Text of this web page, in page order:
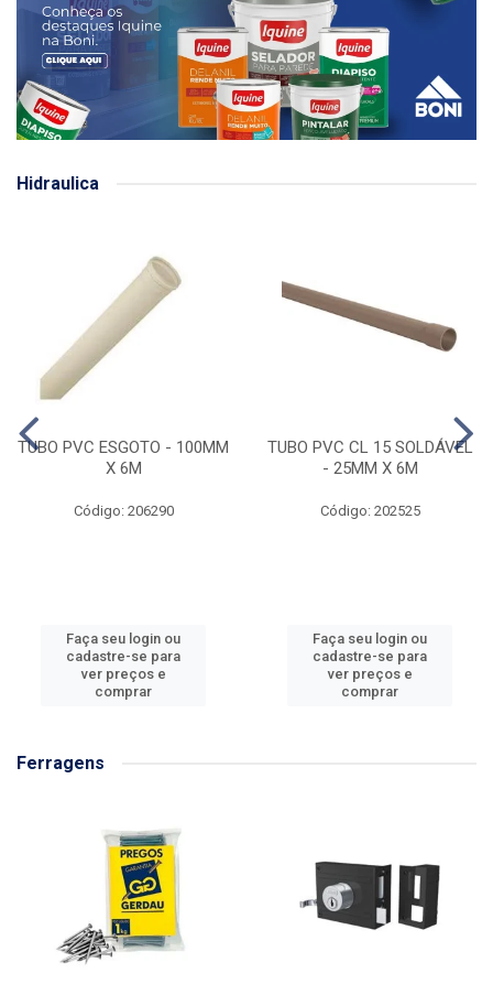
Hidraulica
TUBO PVC ESGOTO - 100MM
X 6M
Código: 206290
Faça seu login ou
cadastre-se para
ver preços e
comprar
TUBO PVC CL 15 SOLDÁVEL
- 25MM X 6M
Código: 202525
Faça seu login ou
cadastre-se para
ver preços e
comprar
Ferragens